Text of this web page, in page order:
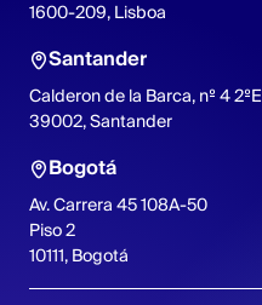
1600-209, Lisboa
Santander
Calderon de la Barca, nº 4 2ºE
39002, Santander
Bogotá
Av. Carrera 45 108A-50
Piso 2
10111, Bogotá